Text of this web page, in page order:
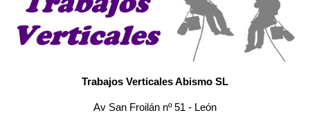
Trabajos Verticales Abismo SL
Av San Froilán nº 51 - León